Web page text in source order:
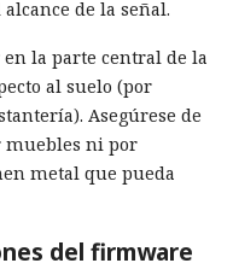
de la señal.
la parte central de la
al suelo (por
Asegúrese de
muebles ni por
metal que pueda
del firmware